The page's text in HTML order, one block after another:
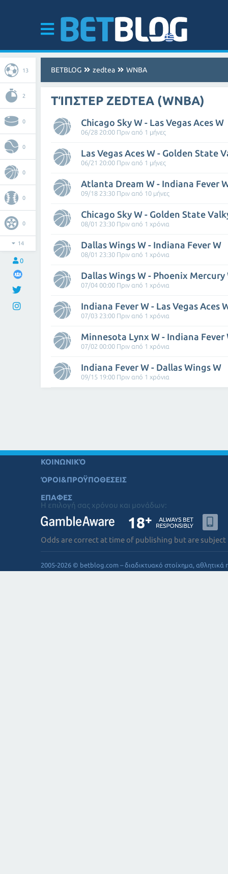
13
2
0
0
0
0
0
14
0
BETBLOG zedtea WNBA
ΤΊΠΣΤΕΡ ZEDTEA (WNBA)
Chicago Sky W - Las Vegas Aces W
06/28 20:00 Πριν από 1 μήνες
06/21 20:00 Πριν από 1 μήνες
Atlanta Dream W - Indiana Fever
09/18 23:30 Πριν από 10 μήνες
Chicago Sky W - Golden State
08/01 23:30 Πριν από 1 χρόνια
Dallas Wings W - Indiana Fever W
08/01 23:30 Πριν από 1 χρόνια
Dallas Wings W - Phoenix Mercury
07/04 00:00 Πριν από 1 χρόνια
Indiana Fever W - Las Vegas Aces
07/03 23:00 Πριν από 1 χρόνια
Minnesota Lynx W - Indiana Fever
07/02 00:00 Πριν από 1 χρόνια
Indiana Fever W - Dallas Wings W
09/15 19:00 Πριν από 1 χρόνια
ΚΟΙΝΩΝΙΚΌ
ΌΡΟΙ&ΠΡΟΫΠΟΘΕΣΕΙΣ
ΕΠΑΦΕΣ
Η επιλογή σας χρόνου και μονάδων:
Odds are correct at time of publishing but are subject
2005-2026 © betblog.com – διαδικτυακό στοίχημα, αθλητικά